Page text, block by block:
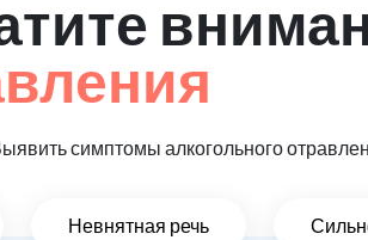
симптомы алкогольного
Невнятная речь